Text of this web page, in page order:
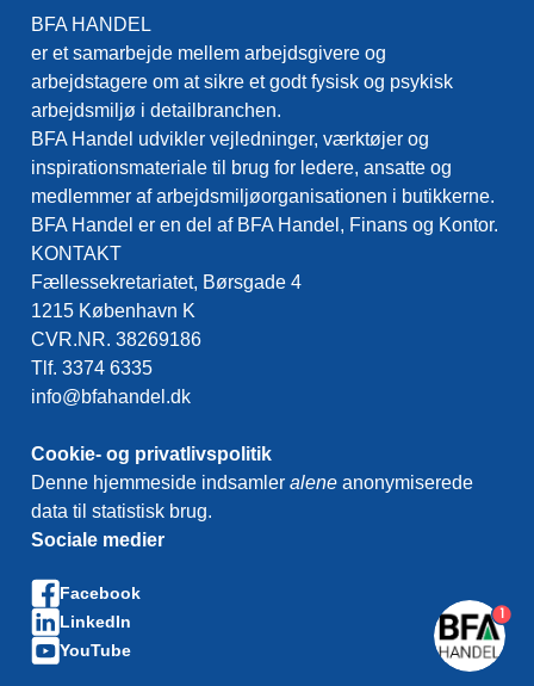
BFA HANDEL
er et samarbejde mellem arbejdsgivere og
arbejdstagere om at sikre et godt fysisk og psykisk
arbejdsmiljø i detailbranchen.
BFA Handel udvikler vejledninger, værktøjer og
inspirationsmateriale til brug for ledere, ansatte og
medlemmer af arbejdsmiljøorganisationen i butikkerne.
BFA Handel er en del af BFA Handel, Finans og Kontor.
KONTAKT
Fællessekretariatet, Børsgade 4
1215 København K
CVR.NR. 38269186
Tlf. 3374 6335
info@bfahandel.dk
Cookie- og privatlivspolitik
Denne hjemmeside indsamler alene anonymiserede
data til statistisk brug.
Sociale medier
Facebook
LinkedIn
YouTube
1